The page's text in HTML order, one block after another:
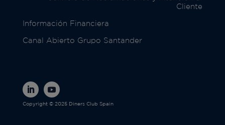
Cliente
Información Financiera
Canal Abierto Grupo Santander
Copyright © 2025 Diners Club Spain